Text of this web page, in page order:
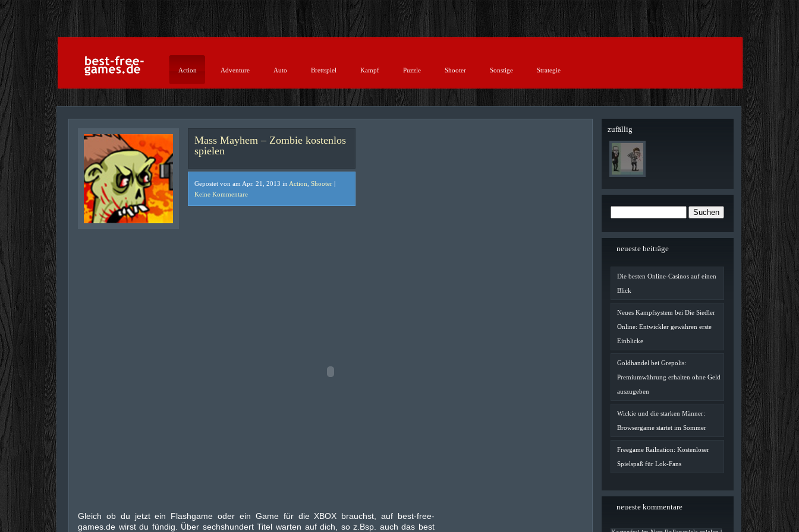
Action Adventure Auto Brettspiel Kampf Puzzle Shooter Sonstige Strategie
Mass Mayhem – Zombie kostenlos
spielen
Gepostet von am Apr. 21, 2013 in Action Shooter |
Keine Kommentare
Gleich ob du jetzt ein Flashgame oder ein Game für die XBOX brauchst, auf best-free-
games.de wirst du fündig. Über sechshundert Titel warten auf dich, so z.Bsp. auch das best
zufällig
neueste beiträge
Die besten Online-Casinos auf einen
Blick
Neues Kampfsystem bei Die Siedler
Online: Entwickler gewähren erste
Einblicke
Goldhandel bei Grepolis:
Premiumwährung erhalten ohne Geld
auszugeben
Wickie und die starken Männer:
Browsergame startet im Sommer
Freegame Railnation: Kostenloser
Spielspaß für Lok-Fans
neueste kommentare